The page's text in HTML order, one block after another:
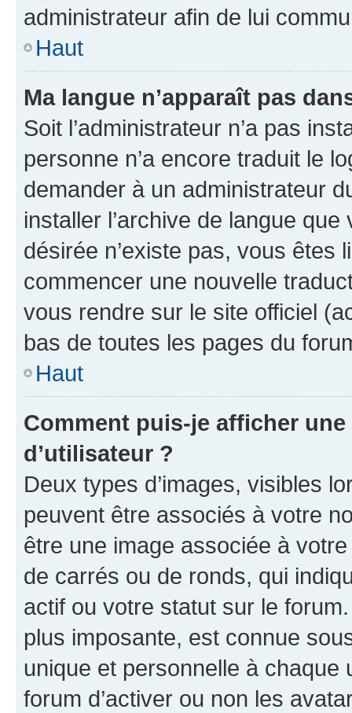
administrateur afin de lui
Haut
Ma langue n’apparaît pas
Soit l’administrateur n’a pas
personne n’a encore traduit le
demander à un administrateur
installer l’archive de langue
désirée n’existe pas, vous êtes
commencer une nouvelle
vous rendre sur le site officiel
bas de toutes les pages du
Haut
Comment puis-je afficher
d’utilisateur ?
Deux types d’images, visibles
peuvent être associés à votre
être une image associée à
de carrés ou de ronds, qui
actif ou votre statut sur le
plus imposante, est connue
unique et personnelle à chaque
forum d’activer ou non les